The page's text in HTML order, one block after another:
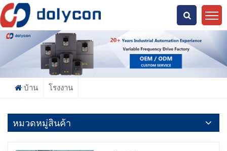
คุณกำลังมองหาอะไร?
บ้าน โรงงาน
หมวดหมู่สินค้า